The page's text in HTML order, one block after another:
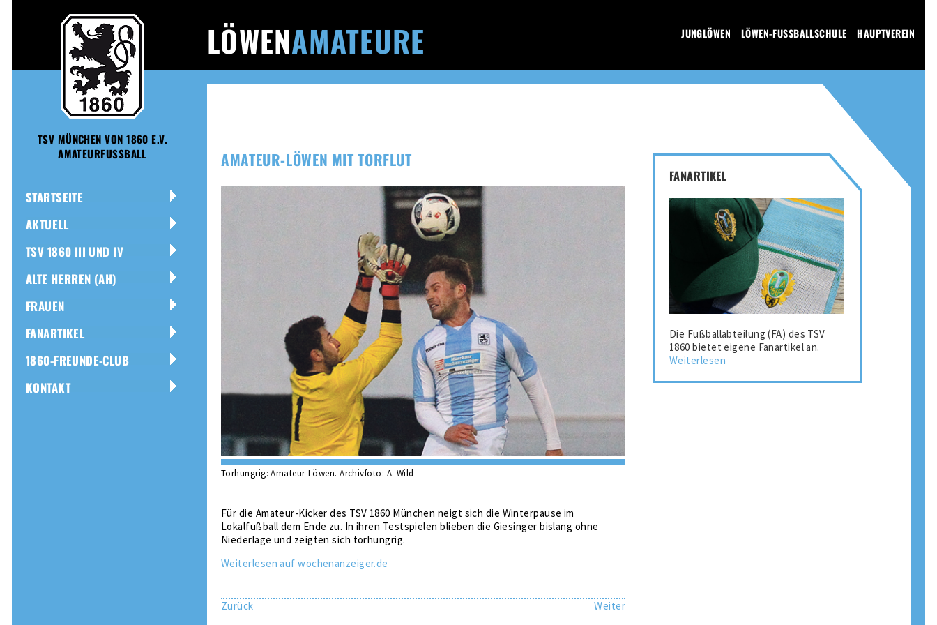
TSV MÜNCHEN VON 1860 E.V.
AMATEURFUSSBALL
LÖWENAMATEURE JUNGLÖWEN LÖWEN-FUSSBALLSCHULE HAUPTVEREIN
STARTSEITE
AKTUELL
TSV 1860 III UND IV
ALTE HERREN (AH)
FRAUEN
FANARTIKEL
1860-FREUNDE-CLUB
KONTAKT
AMATEUR-LÖWEN MIT TORFLUT
Torhungrig: Amateur-Löwen. Archivfoto: A. Wild
Für die Amateur-Kicker des TSV 1860 München neigt sich die Winterpause im
Lokalfußball dem Ende zu. In ihren Testspielen blieben die Giesinger bislang ohne
Niederlage und zeigten sich torhungrig.
Weiterlesen auf wochenanzeiger.de
Zurück Weiter
FANARTIKEL
Die Fußballabteilung (FA) des TSV
1860 bietet eigene Fanartikel an.
Weiterlesen